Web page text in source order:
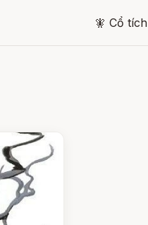
🧚 Cổ tích